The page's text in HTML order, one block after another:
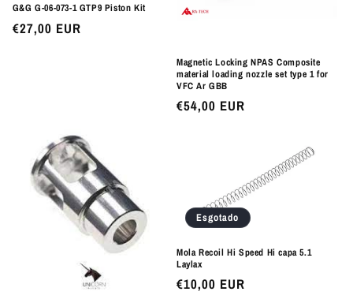
G&G G-06-073-1 GTP9 Piston Kit
Preço
€27,00 EUR
Magnetic Locking NPAS Composite
material loading nozzle set type 1 for
VFC Ar GBB
Preço
€54,00 EUR
Esgotado
Mola Recoil Hi Speed Hi capa 5.1
Laylax
Preço
€10,00 EUR